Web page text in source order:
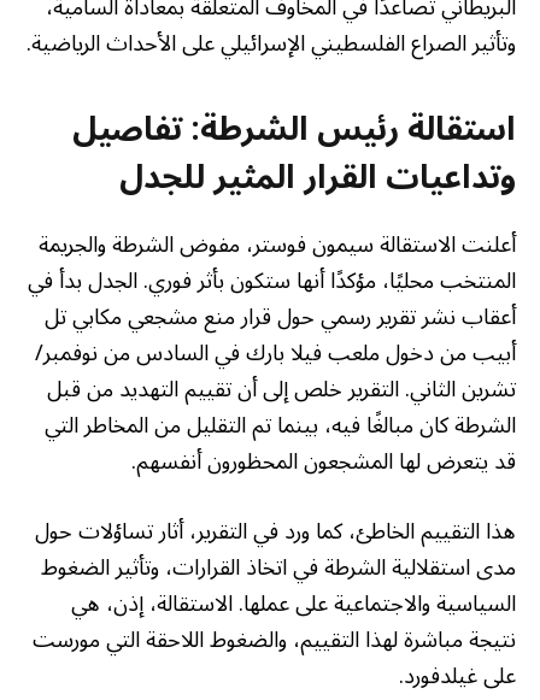
وتأثير الصراع الفلسطيني الإسرائيلي على الأحداث الرياضية.
استقالة رئيس الشرطة: تفاصيل
وتداعيات القرار المثير للجدل
أعلنت الاستقالة سيمون فوستر، مفوض الشرطة والجريمة
المنتخب محليًا، مؤكدًا أنها ستكون بأثر فوري. الجدل بدأ في
أعقاب نشر تقرير رسمي حول قرار منع مشجعي مكابي تل
أبيب من دخول ملعب فيلا بارك في السادس من نوفمبر/
تشرين الثاني. التقرير خلص إلى أن تقييم التهديد من قبل
الشرطة كان مبالغًا فيه، بينما تم التقليل من المخاطر التي
قد يتعرض لها المشجعون المحظورون أنفسهم.
هذا التقييم الخاطئ، كما ورد في التقرير، أثار تساؤلات حول
مدى استقلالية الشرطة في اتخاذ القرارات، وتأثير الضغوط
السياسية والاجتماعية على عملها. الاستقالة، إذن، هي
نتيجة مباشرة لهذا التقييم، والضغوط اللاحقة التي مورست
على غيلدفورد.